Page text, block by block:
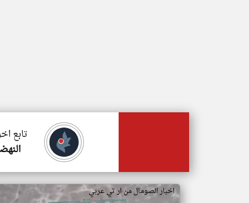
تابع
اخبار الصومال من ار تي عربي